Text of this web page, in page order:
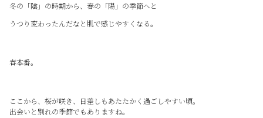
冬の「陰」の時期から、春の「陽」の季節へと
うつり変わったんだなと肌で感じやすくなる。
春本番。
ここから、桜が咲き、日差しもあたたかく過ごしやすい頃。
出会いと別れの季節でもありますね。